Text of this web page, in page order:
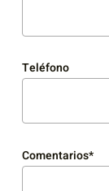
Teléfono
Comentarios*